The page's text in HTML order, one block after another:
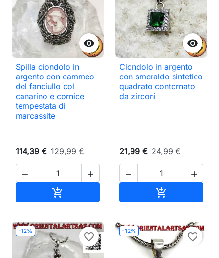

Spilla ciondolo in
argento con cammeo
del fanciullo col
canarino e cornice
tempestata di
marcassite
114,39 € 129,99 €
 


Ciondolo in argento
con smeraldo sintetico
quadrato contornato
da zirconi
21,99 € 24,99 €
 

-12%
favorite_border
-12%
favorite_border